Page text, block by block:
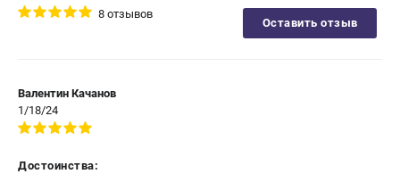
8 отзывов
Оставить отзыв
Валентин Качанов
1/18/24
Достоинства: